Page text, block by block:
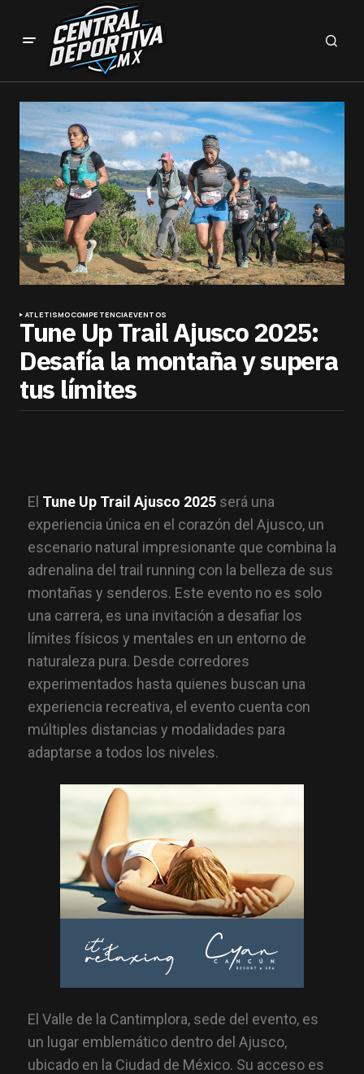
ATLETISMOCOMPETENCIAEVENTOS
Tune Up Trail Ajusco 2025:
Desafía la montaña y supera
tus límites
El Tune Up Trail Ajusco 2025 será una
experiencia única en el corazón del Ajusco, un
escenario natural impresionante que combina la
adrenalina del trail running con la belleza de sus
montañas y senderos. Este evento no es solo
una carrera, es una invitación a desafiar los
límites físicos y mentales en un entorno de
naturaleza pura. Desde corredores
experimentados hasta quienes buscan una
experiencia recreativa, el evento cuenta con
múltiples distancias y modalidades para
adaptarse a todos los niveles.
El Valle de la Cantimplora, sede del evento, es
un lugar emblemático dentro del Ajusco,
ubicado en la Ciudad de México. Su acceso es